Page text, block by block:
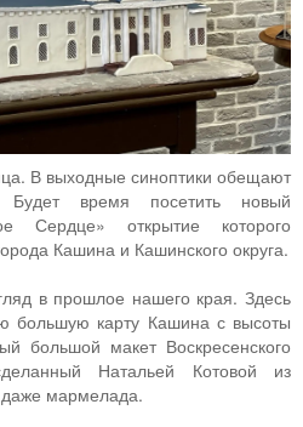
В выходные синоптики обещают
Будет время посетить новый
Сердце» открытие которого
Кашина и Кашинского округа.
в прошлое нашего края. Здесь
большую карту Кашина с высоты
большой макет Воскресенского
Натальей Котовой из
даже мармелада.